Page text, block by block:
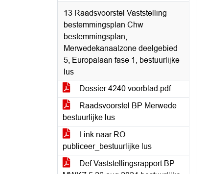
13 Raadsvoorstel Vaststelling
bestemmingsplan Chw
bestemmingsplan,
Merwedekanaalzone deelgebied
5, Europalaan fase 1, bestuurlijke
lus
Dossier 4240 voorblad.pdf
Raadsvoorstel BP Merwede
bestuurlijke lus
Link naar RO
publiceer_bestuurlijke lus
Def Vaststellingsrapport BP